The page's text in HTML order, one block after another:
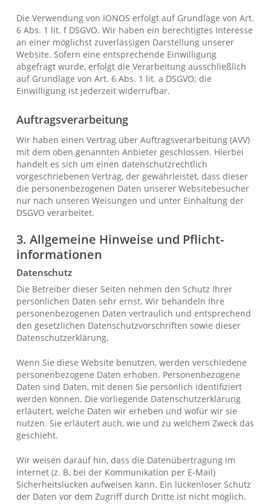
Die Verwendung von IONOS erfolgt auf Grundlage von Art.
6 Abs. 1 lit. f DSGVO. Wir haben ein berechtigtes Interesse
an einer möglichst zuverlässigen Darstellung unserer
Website. Sofern eine entsprechende Einwilligung
abgefragt wurde, erfolgt die Verarbeitung ausschließlich
auf Grundlage von Art. 6 Abs. 1 lit. a DSGVO; die
Einwilligung ist jederzeit widerrufbar.
Auftragsverarbeitung
Wir haben einen Vertrag über Auftragsverarbeitung (AVV)
mit dem oben genannten Anbieter geschlossen. Hierbei
handelt es sich um einen datenschutzrechtlich
vorgeschriebenen Vertrag, der gewährleistet, dass dieser
die personenbezogenen Daten unserer Websitebesucher
nur nach unseren Weisungen und unter Einhaltung der
DSGVO verarbeitet.
3. Allgemeine Hinweise und Pflicht­
informationen
Datenschutz
Die Betreiber dieser Seiten nehmen den Schutz Ihrer
persönlichen Daten sehr ernst. Wir behandeln Ihre
personenbezogenen Daten vertraulich und entsprechend
den gesetzlichen Datenschutzvorschriften sowie dieser
Datenschutzerklärung.
Wenn Sie diese Website benutzen, werden verschiedene
personenbezogene Daten erhoben. Personenbezogene
Daten sind Daten, mit denen Sie persönlich identifiziert
werden können. Die vorliegende Datenschutzerklärung
erläutert, welche Daten wir erheben und wofür wir sie
nutzen. Sie erläutert auch, wie und zu welchem Zweck das
geschieht.
Wir weisen darauf hin, dass die Datenübertragung im
Internet (z. B. bei der Kommunikation per E-Mail)
Sicherheitslücken aufweisen kann. Ein lückenloser Schutz
der Daten vor dem Zugriff durch Dritte ist nicht möglich.